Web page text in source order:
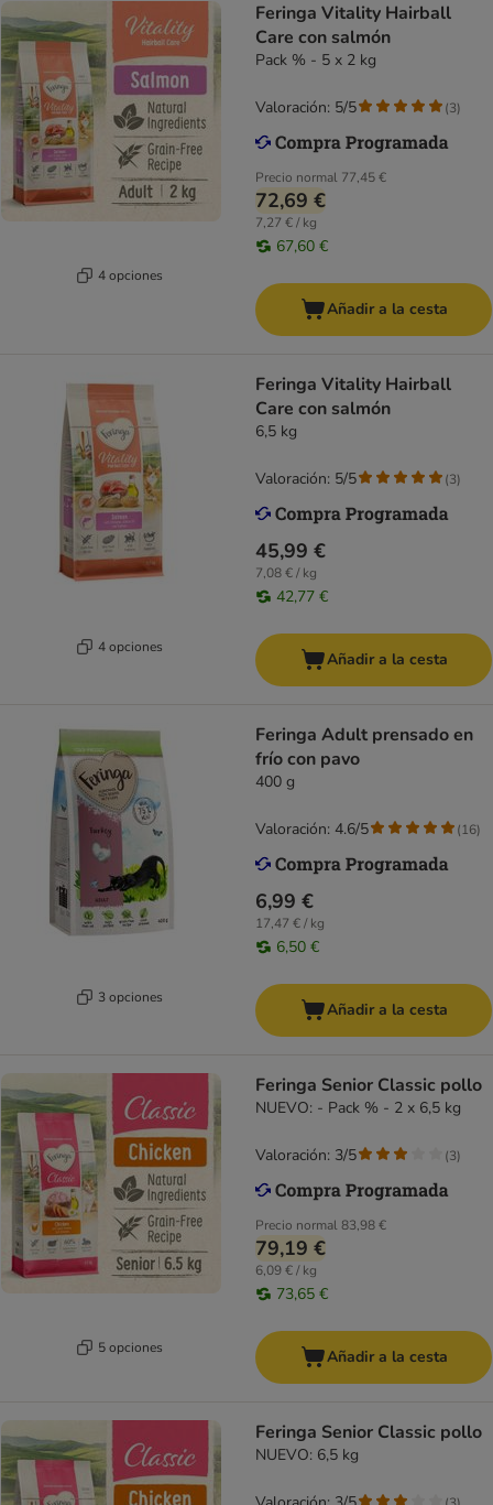
4 opciones
Feringa Vitality Hairball
Care con salmón
Pack % - 5 x 2 kg
Precio normal 77,45 €
72,69 €
7,27 € / kg
67,60 €
Valoración: 5/5 (3)
Añadir a la cesta
4 opciones
Feringa Vitality Hairball
Care con salmón
6,5 kg
45,99 €
7,08 € / kg
42,77 €
Valoración: 5/5 (3)
Añadir a la cesta
3 opciones
Feringa Adult prensado en
frío con pavo
400 g
6,99 €
17,47 € / kg
6,50 €
Valoración: 4.6/5 (16)
Añadir a la cesta
5 opciones
Feringa Senior Classic pollo
NUEVO: - Pack % - 2 x 6,5 kg
Precio normal83,98 €
79,19 €
6,09 € / kg
73,65 €
Valoración: 3/5 (3)
Añadir a la cesta
Feringa Senior Classic pollo
NUEVO: 6,5 kg